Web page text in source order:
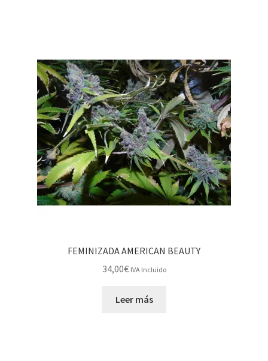
FEMINIZADA AMERICAN BEAUTY
34,00€ IVA Incluido
Leer más